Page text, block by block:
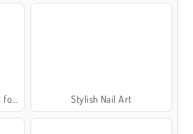
Stylish Nail Art